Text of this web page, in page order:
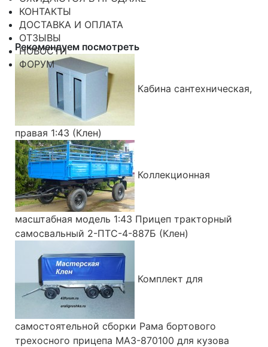
КОНТАКТЫ
ДОСТАВКА И ОПЛАТА
ОТЗЫВЫ
НОВОСТИ
ФОРУМ
Рекомендуем посмотреть
Кабина сантехническая,
правая 1:43 (Клен)
Коллекционная
масштабная модель 1:43 Прицеп тракторный
самосвальный 2-ПТС-4-887Б (Клен)
Комплект для
самостоятельной сборки Рама бортового
трехосного прицепа МАЗ-870100 для кузова